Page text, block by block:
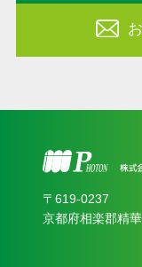
〒619‐0237
京都府相楽郡精